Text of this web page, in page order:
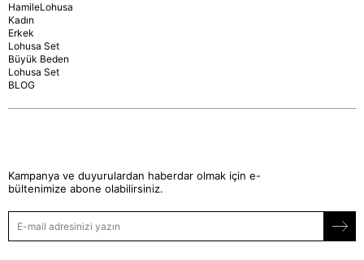
HamileLohusa
Kadın
Erkek
Lohusa Set
Büyük Beden
Lohusa Set
BLOG
Kampanya ve duyurulardan haberdar olmak için e-
bültenimize abone olabilirsiniz.